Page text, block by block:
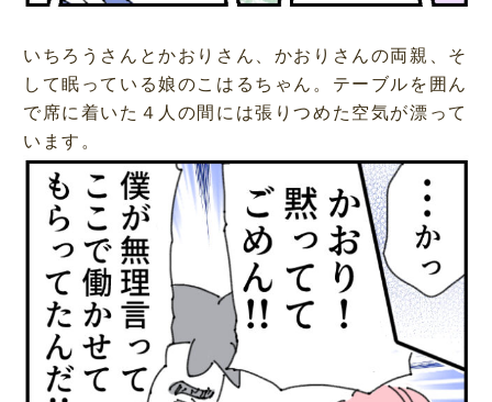
いちろうさんとかおりさん、かおりさんの両親、そ
して眠っている娘のこはるちゃん。テーブルを囲ん
で席に着いた４人の間には張りつめた空気が漂って
います。